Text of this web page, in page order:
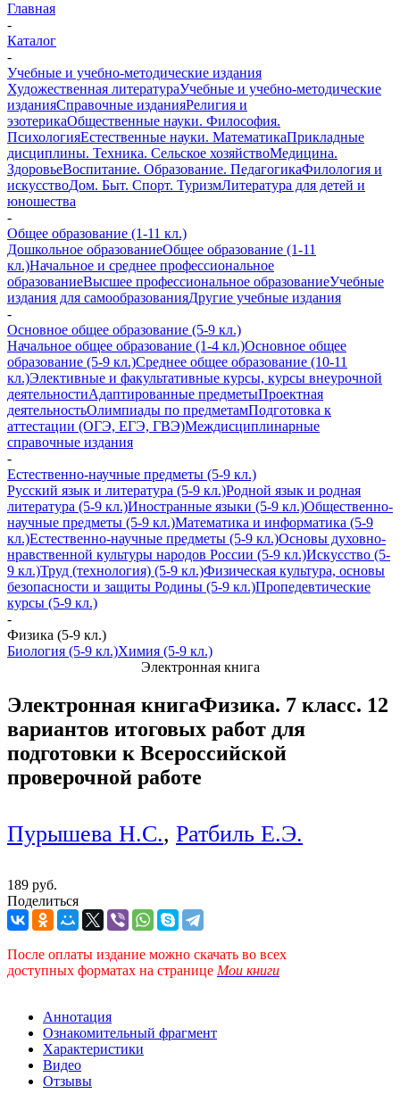
Главная
-
Каталог
-
Учебные и учебно-методические издания
Художественная литератураУчебные и учебно-методические
изданияСправочные изданияРелигия и
эзотерикаОбщественные науки. Философия.
ПсихологияЕстественные науки. МатематикаПрикладные
дисциплины. Техника. Сельское хозяйствоМедицина.
ЗдоровьеВоспитание. Образование. ПедагогикаФилология и
искусствоДом. Быт. Спорт. ТуризмЛитература для детей и
юношества
-
Общее образование (1-11 кл.)
Дошкольное образованиеОбщее образование (1-11
кл.)Начальное и среднее профессиональное
образованиеВысшее профессиональное образованиеУчебные
издания для самообразованияДругие учебные издания
-
Основное общее образование (5-9 кл.)
Начальное общее образование (1-4 кл.)Основное общее
образование (5-9 кл.)Среднее общее образование (10-11
кл.)Элективные и факультативные курсы, курсы внеурочной
деятельностиАдаптированные предметыПроектная
деятельностьОлимпиады по предметамПодготовка к
аттестации (ОГЭ, ЕГЭ, ГВЭ)Междисциплинарные
справочные издания
-
Естественно-научные предметы (5-9 кл.)
Русский язык и литература (5-9 кл.)Родной язык и родная
литература (5-9 кл.)Иностранные языки (5-9 кл.)Общественно-
научные предметы (5-9 кл.)Математика и информатика (5-9
кл.)Естественно-научные предметы (5-9 кл.)Основы духовно-
нравственной культуры народов России (5-9 кл.)Искусство (5-
9 кл.)Труд (технология) (5-9 кл.)Физическая культура, основы
безопасности и защиты Родины (5-9 кл.)Пропедевтические
курсы (5-9 кл.)
-
Физика (5-9 кл.)
Биология (5-9 кл.)Химия (5-9 кл.)
Электронная книга
Электронная книгаФизика. 7 класс. 12
вариантов итоговых работ для
подготовки к Всероссийской
проверочной работе
Пурышева Н.С., Ратбиль Е.Э.
189 руб.
Поделиться
После оплаты издание можно скачать во всех
доступных форматах на странице Мои книги
Аннотация
Ознакомительный фрагмент
Характеристики
Видео
Отзывы